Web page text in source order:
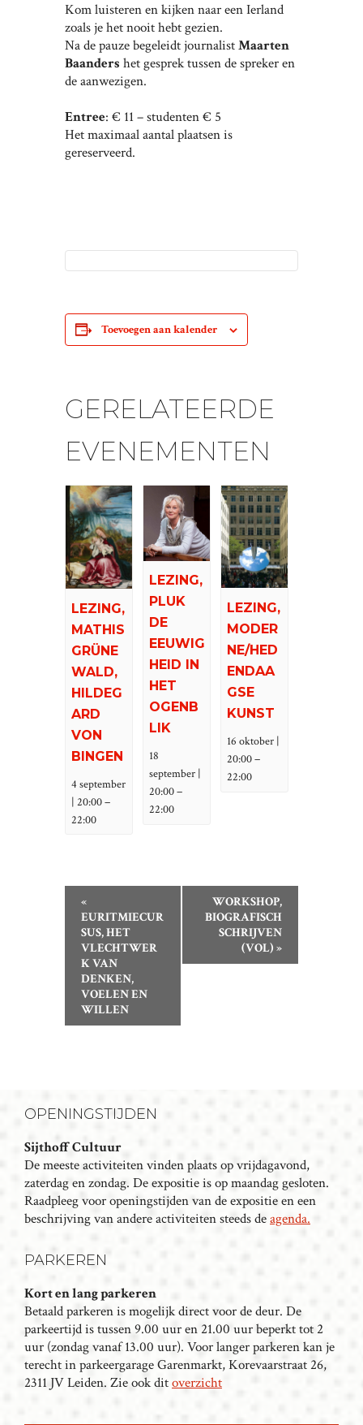
Kom luisteren en kijken naar een Ierland
zoals je het nooit hebt gezien.
Na de pauze begeleidt journalistMaarten
Baanders het gesprek tussen de spreker en
de aanwezigen.
Entree: € 11 – studenten € 5
Het maximaal aantal plaatsen is
gereserveerd.
Toevoegen aan kalender
GERELATEERDE
EVENEMENTEN
LEZING,
MATHIS
GRÜNE
WALD,
HILDEG
ARD
VON
BINGEN
4 september
| 20:00–
22:00
LEZING,
PLUK
DE
EEUWIG
HEID IN
HET
OGENB
LIK
18
september |
20:00–
22:00
LEZING,
MODER
NE/HED
ENDAA
GSE
KUNST
16 oktober |
20:00–
22:00
E
A
I
G
A
T
I
E
«
EURITMIECUR
SUS, HET
VLECHTWER
K VAN
DENKEN,
VOELEN EN
WILLEN
WORKSHOP,
BIOGRAFISCH
SCHRIJVEN
(VOL) »
OPENINGSTIJDEN
Sijthoff Cultuur
De meeste activiteiten vinden plaats op vrijdagavond,
zaterdag en zondag. De expositie is op maandag gesloten.
Raadpleeg voor openingstijden van de expositie en een
beschrijving van andere activiteiten steeds deagenda.
PARKEREN
Kort en lang parkeren
Betaald parkeren is mogelijk direct voor de deur. De
parkeertijd is tussen 9.00 uur en 21.00 uur beperkt tot 2
uur (zondag vanaf 13.00 uur). Voor langer parkeren kan je
terecht in parkeergarage Garenmarkt, Korevaarstraat 26,
2311 JV Leiden. Zie ook ditoverzicht